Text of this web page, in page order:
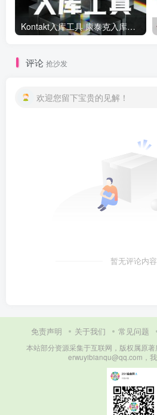
Kontakt入库工具 康泰克入库教程
评论 抢沙发
欢迎您留下宝贵的见解！
暂无评论内容
免责声明 关于我们 常见问题
本站部分资源采集于互联网，版权属原
erwuyibianqu@qq.com，我